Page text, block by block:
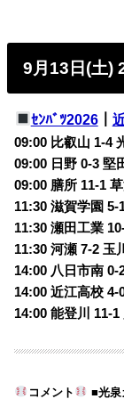
9月13日(土)
ｾﾝﾊﾞﾂ2026｜
09:00 比叡山 1-4
09:00 日野 0-3 堅
09:00 膳所 11-1
11:30 滋賀学園 5-
11:30 瀬田工業
11:30 河瀬 7-2 玉
14:00 八日市南 0-
14:00 近江高校 4-
14:00 能登川 11-
コメント ■光泉